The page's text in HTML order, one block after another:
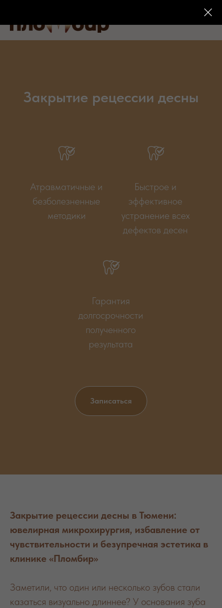
Закрытие рецессии десны
Атравматичные и
безболезненные
методики
Быстрое и
эффективное
устранение всех
дефектов десен
Гарантия
долгосрочности
полученного
результата
Записаться
Закрытие рецессии десны в Тюмени:
ювелирная микрохирургия, избавление от
чувствительности и безупречная эстетика в
клинике «Пломбир»
Заметили, что один или несколько зубов стали
казаться визуально длиннее? У основания зуба